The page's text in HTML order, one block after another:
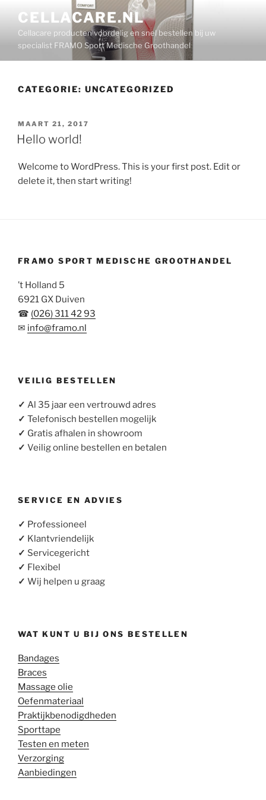
inhoud
CELLACARE.NL
Cellacare producten voordelig en snel bestellen bij uw
specialist FRAMO Sport Medische Groothandel
CATEGORIE: UNCATEGORIZED
GEPLAATST
OP
MAART 21, 2017
Hello world!
Welcome to WordPress. This is your first post. Edit or
delete it, then start writing!
FRAMO SPORT MEDISCHE GROOTHANDEL
’t Holland 5
6921 GX Duiven
☎ (026) 311 42 93
✉ info@framo.nl
VEILIG BESTELLEN
✓ Al 35 jaar een vertrouwd adres
✓ Telefonisch bestellen mogelijk
✓ Gratis afhalen in showroom
✓ Veilig online bestellen en betalen
SERVICE EN ADVIES
✓ Professioneel
✓ Klantvriendelijk
✓ Servicegericht
✓ Flexibel
✓ Wij helpen u graag
WAT KUNT U BIJ ONS BESTELLEN
Bandages
Braces
Massage olie
Oefenmateriaal
Praktijkbenodigdheden
Sporttape
Testen en meten
Verzorging
Aanbiedingen